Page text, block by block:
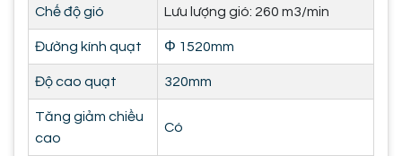
Chế độ gió
Lưu lượng gió: 260 m3/min
Đường kính quạt Φ 1520mm
Độ cao quạt 320mm
Tăng giảm chiều
cao
Có